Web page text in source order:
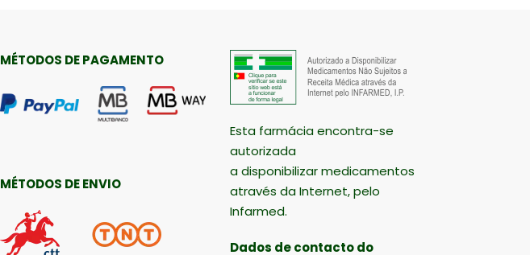
MÉTODOS DE PAGAMENTO
MÉTODOS DE ENVIO
Esta farmácia encontra-se
autorizada
a disponibilizar medicamentos
através da Internet, pelo
Infarmed.
Dados de contacto do